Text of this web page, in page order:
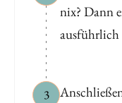
nix? Dann
ausführlich
3